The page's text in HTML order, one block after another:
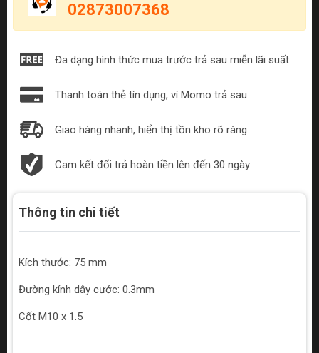
02873007368
Đa dạng hình thức mua trước trả sau miễn lãi suất
Thanh toán thẻ tín dụng, ví Momo trả sau
Giao hàng nhanh, hiển thị tồn kho rõ ràng
Cam kết đổi trả hoàn tiền lên đến 30 ngày
Thông tin chi tiết
Kích thước: 75 mm
Đường kính dây cước: 0.3mm
Cốt M10 x 1.5